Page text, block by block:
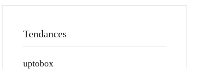
Tendances
uptobox